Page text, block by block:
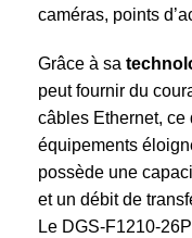
caméras, points
Grâce à sa
peut fournir du
câbles Ethernet, ce
équipements
possède une
et un débit de
Le DGS-F1210-